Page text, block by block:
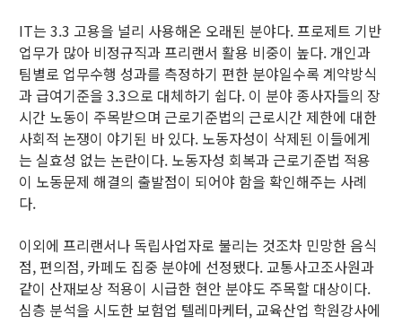
IT는 3.3 고용을 널리 사용해온 오래된 분야다. 프로제트 기반
업무가 많아 비정규직과 프리랜서 활용 비중이 높다. 개인과
팀별로 업무수행 성과를 측정하기 편한 분야일수록 계약방식
과 급여기준을 3.3으로 대체하기 쉽다. 이 분야 종사자들의 장
시간 노동이 주목받으며 근로기준법의 근로시간 제한에 대한
사회적 논쟁이 야기된 바 있다. 노동자성이 삭제된 이들에게
는 실효성 없는 논란이다. 노동자성 회복과 근로기준법 적용
이 노동문제 해결의 출발점이 되어야 함을 확인해주는 사례
다.
이외에 프리랜서나 독립사업자로 불리는 것조차 민망한 음식
점, 편의점, 카페도 집중 분야에 선정됐다. 교통사고조사원과
같이 산재보상 적용이 시급한 현안 분야도 주목할 대상이다.
심층 분석을 시도한 보험업 텔레마케터, 교육산업 학원강사에